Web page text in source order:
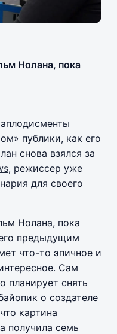
Нолана, пока
публики, как его
снова взялся за
, режиссер уже
для своего
Нолана, пока
предыдущим
что-то эпичное и
Сам
планирует снять
о создателе
картина
получила семь